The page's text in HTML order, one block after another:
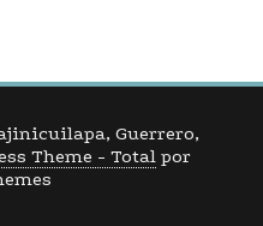
Guerrero,
Theme - Totalpor